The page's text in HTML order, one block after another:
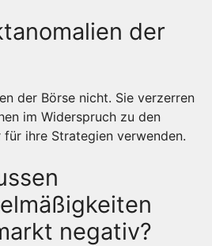
der
der Börse nicht. Sie verzerren
im Widerspruch zu den
ihre Strategien verwenden.
negativ?